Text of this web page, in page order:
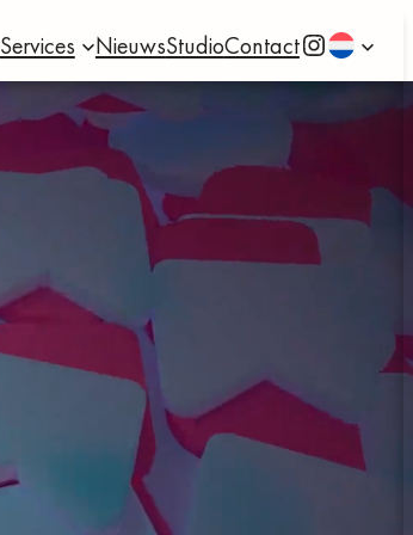
Services NieuwsStudioContactInstagram